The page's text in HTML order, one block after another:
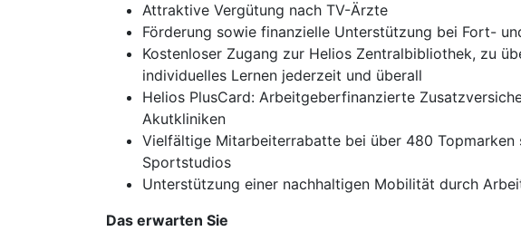
Attraktive Vergütung nach TV-Ärzte
Förderung sowie finanzielle Unterstützung bei Fort-
Kostenloser Zugang zur Helios Zentralbibliothek, zu
individuelles Lernen jederzeit und überall
Helios PlusCard: Arbeitgeberfinanzierte
Akutkliniken
Vielfältige Mitarbeiterrabatte bei über 480
Sportstudios
Unterstützung einer nachhaltigen Mobilität durch
Das erwarten Sie